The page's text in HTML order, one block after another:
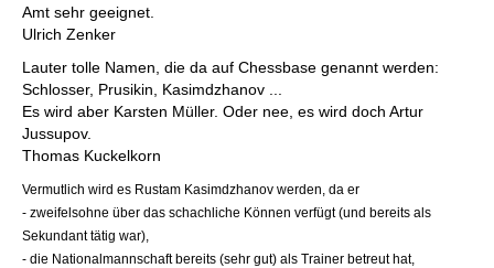
Amt sehr geeignet.
Ulrich Zenker
Lauter tolle Namen, die da auf Chessbase genannt werden:
Schlosser, Prusikin, Kasimdzhanov ...
Es wird aber Karsten Müller. Oder nee, es wird doch Artur
Jussupov.
Thomas Kuckelkorn
Vermutlich wird es Rustam Kasimdzhanov werden, da er
- zweifelsohne über das schachliche Können verfügt (und bereits als
Sekundant tätig war),
- die Nationalmannschaft bereits (sehr gut) als Trainer betreut hat,